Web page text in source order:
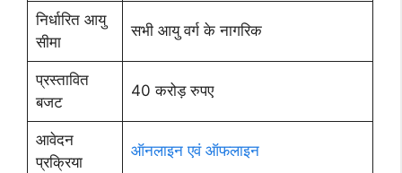
निर्धारित आयु
सीमा
सभी आयु वर्ग के नागरिक
प्रस्तावित
बजट
40 करोड़ रुपए
आवेदन
प्रक्रिया
ऑनलाइन एवं ऑफलाइन